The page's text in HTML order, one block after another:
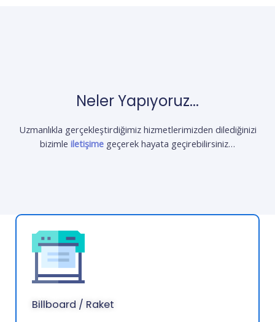
Neler Yapıyoruz...
Uzmanlıkla gerçekleştirdiğimiz hizmetlerimizden dilediğinizi
bizimle iletişime geçerek hayata geçirebilirsiniz…
Billboard / Raket